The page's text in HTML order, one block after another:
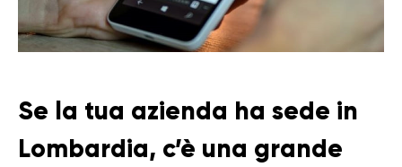
Se la tua azienda ha sede in
Lombardia, c’è una grande